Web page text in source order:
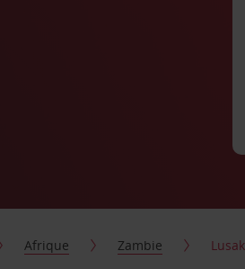
Afrique Zambie